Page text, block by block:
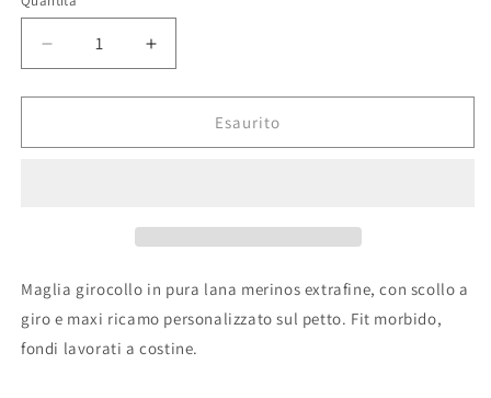
non
Diminuisci
quantità
per
man
Aumenta
quantità
per
Sweater
man
Esaurito
Maglia girocollo in pura lana merinos extrafine, con scollo a
giro e maxi ricamo personalizzato sul petto. Fit morbido,
fondi lavorati a costine.